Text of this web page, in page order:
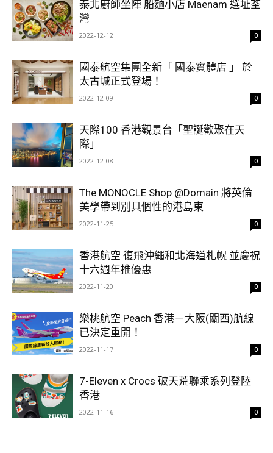
泰北廚師坐陣 船麵小店 Maenam 選址荃
灣
2022-12-12 0
國泰航空集團全新「 國泰實體店 」 於
太古城正式登場！
2022-12-09 0
天際100 香港觀景台「聖誕歡聚在天
際」
2022-12-08 0
The MONOCLE Shop @Domain 將英倫
美學帶到別具個性的港島東
2022-11-25 0
香港航空 復飛沖繩和北海道札幌 並慶祝
十六週年推優惠
2022-11-20 0
樂桃航空 Peach 香港－大阪(關西)航線
已決定重開！
2022-11-17 0
7-Eleven x Crocs 破天荒聯乘系列登陸
香港
2022-11-16 0